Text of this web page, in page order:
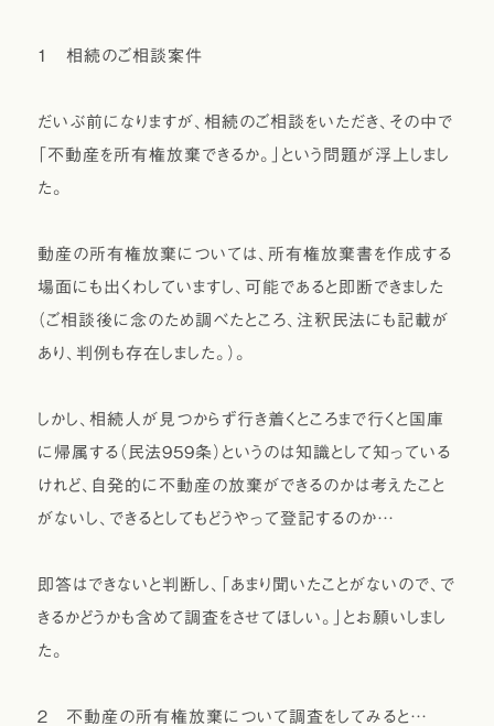
１ 相続のご相談案件
だいぶ前になりますが、相続のご相談をいただき、その中で
「不動産を所有権放棄できるか。」という問題が浮上しまし
た。
動産の所有権放棄については、所有権放棄書を作成する
場面にも出くわしていますし、可能であると即断できました
（ご相談後に念のため調べたところ、注釈民法にも記載が
あり、判例も存在しました。）。
しかし、相続人が見つからず行き着くところまで行くと国庫
に帰属する（民法959条）というのは知識として知っている
けれど、自発的に不動産の放棄ができるのかは考えたこと
がないし、できるとしてもどうやって登記するのか…
即答はできないと判断し、「あまり聞いたことがないので、で
きるかどうかも含めて調査をさせてほしい。」とお願いしまし
た。
２ 不動産の所有権放棄について調査をしてみると…